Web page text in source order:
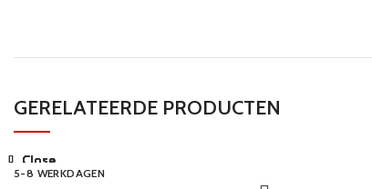
GERELATEERDE PRODUCTEN
5-8 WERKDAGEN
Close
24 UUR
Close
24 UUR
Close
5-8 WERKDAGEN
Close
5-8 WERKDAGEN
Close
24 UUR
Close
5-8 WERKDAGEN
Close
5-8 WERKDAGEN
Close